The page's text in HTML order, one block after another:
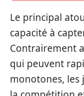
Le principal
capacité à
Contrairement
qui peuvent
monotones, les